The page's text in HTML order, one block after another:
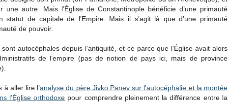
une autre. Mais l’Église de Constantinople bénéficie d’une primauté
statut de capitale de l’Empire. Mais il s’agit là que d’une primauté
de pouvoir.
autocéphales depuis l’antiquité, et ce parce que l’Église avait alors
de l’empire (pas de notion de pays ici, mais de province
à aller lire l’analyse du père Jivko Panev sur l’autocéphalie et la montée
l’Église orthodoxe pour comprendre pleinement la différence entre la